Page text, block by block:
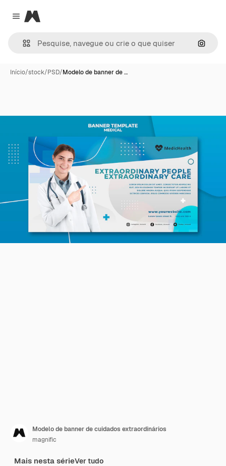
Close menu
Magnific
Início/stock/PSD/Modelo de banner de …
Modelo de banner de cuidados extraordinários
magnific
Mais nesta sérieVer tudo